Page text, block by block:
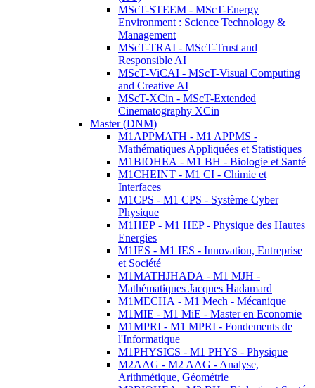
MScT-STEEM - MScT-Energy
Environment : Science Technology &
Management
MScT-TRAI - MScT-Trust and
Responsible AI
MScT-ViCAI - MScT-Visual Computing
and Creative AI
MScT-XCin - MScT-Extended
Cinematography XCin
Master (DNM)
M1APPMATH - M1 APPMS -
Mathématiques Appliquées et Statistiques
M1BIOHEA - M1 BH - Biologie et Santé
M1CHEINT - M1 CI - Chimie et
Interfaces
M1CPS - M1 CPS - Système Cyber
Physique
M1HEP - M1 HEP - Physique des Hautes
Energies
M1IES - M1 IES - Innovation, Entreprise
et Société
M1MATHJHADA - M1 MJH -
Mathématiques Jacques Hadamard
M1MECHA - M1 Mech - Mécanique
M1MIE - M1 MiE - Master en Economie
M1MPRI - M1 MPRI - Fondements de
l'Informatique
M1PHYSICS - M1 PHYS - Physique
M2AAG - M2 AAG - Analyse,
Arithmétique, Géométrie